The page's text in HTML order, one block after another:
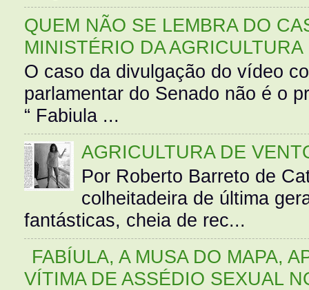
QUEM NÃO SE LEMBRA DO
MINISTÉRIO DA AGRICULTURA
O caso da divulgação do vídeo
parlamentar do Senado não é o
“ Fabiula ...
AGRICULTURA DE
Por Roberto Barreto de
colheitadeira de última
fantásticas, cheia de rec...
FABÍULA, A MUSA DO MAPA,
VÍTIMA DE ASSÉDIO SEXUAL